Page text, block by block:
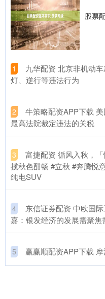
股票
1
九华配资 北京非机动
灯、逆行等违法行为
2
牛策略配资APP下载
最高法院裁定违法的关税
3
富捷配资 循风入秋，
揽秋色酣畅 #立秋 #奔腾悦
纯电SUV
4
东信证券配资 中欧国
嘉：银发经济的发展需聚焦
5 赢赢顺配资APP下载